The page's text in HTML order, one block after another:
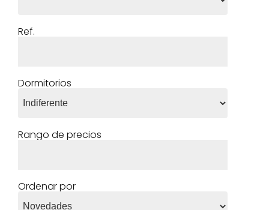
Ref.
Dormitorios
Rango de precios
Ordenar por